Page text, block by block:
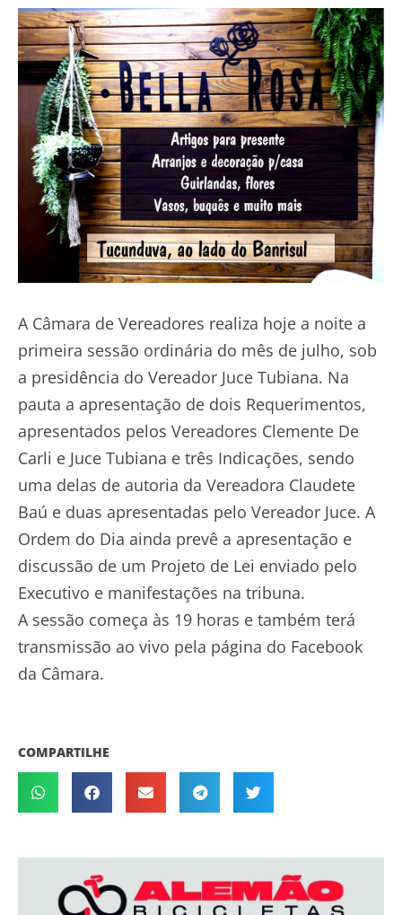
A Câmara de Vereadores realiza hoje a noite a
primeira sessão ordinária do mês de julho, sob
a presidência do Vereador Juce Tubiana. Na
pauta a apresentação de dois Requerimentos,
apresentados pelos Vereadores Clemente De
Carli e Juce Tubiana e três Indicações, sendo
uma delas de autoria da Vereadora Claudete
Baú e duas apresentadas pelo Vereador Juce. A
Ordem do Dia ainda prevê a apresentação e
discussão de um Projeto de Lei enviado pelo
Executivo e manifestações na tribuna.
A sessão começa às 19 horas e também terá
transmissão ao vivo pela página do Facebook
da Câmara.
COMPARTILHE